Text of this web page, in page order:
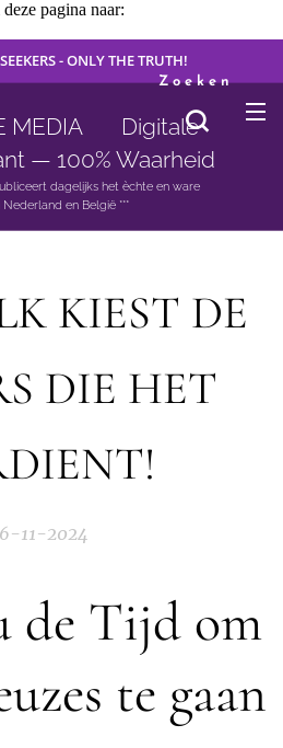
pagina naar:
- ONLY THE TRUTH!
MEDIA 🟣 Digitale
— 100% Waarheid
dagelijks het èchte en ware
Nederland en België ***
Zoeken
KIEST DE
DIE HET
11-2024
de Tijd om
te gaan